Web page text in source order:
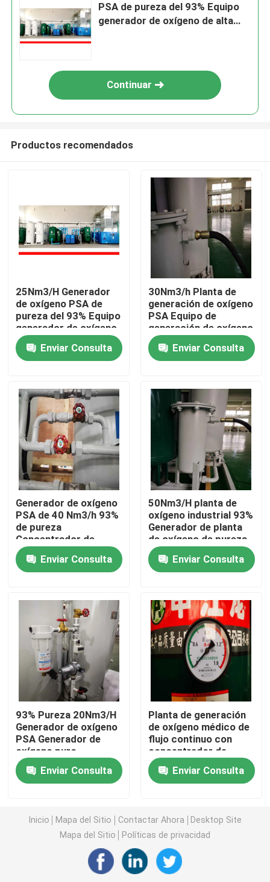
Productos
Videos
Visita a la fábrica
Control de Calidad
Contacto
Solicitar una cotización
Generador de gas PSA
Generador del oxígeno del PSA
Generador del nitrógeno del PSA
Refuerzo del compresor de aire
Medidor de flujo ABB
Transmisor de presión ABB
Sistema de calibración del medidor de caudal
Sistema de calibración del flujo de líquido
PSA de pureza del 93% Equipo
generador de oxígeno de alta
Continuar
Productos recomendados
25Nm3/H Generador
de oxígeno PSA de
pureza del 93% Equipo
generador de oxígeno
de alta pureza
Enviar Consulta
30Nm3/h Planta de
generación de oxígeno
PSA Equipo de
generación de oxígeno
de pureza del 93%
Enviar Consulta
Generador de oxígeno
PSA de 40 Nm3/h 93%
de pureza
Concentrador de
oxígeno portátil de
flujo continuo
Enviar Consulta
50Nm3/H planta de
oxígeno industrial 93%
Generador de planta
de oxígeno de pureza
Enviar Consulta
93% Pureza 20Nm3/H
Generador de oxígeno
PSA Generador de
oxígeno puro
Generador de oxígeno
de grado médico
Enviar Consulta
Planta de generación
de oxígeno médico de
flujo continuo con
concentrador de
oxígeno portátil de 65
Nm3/hEnviar Consulta
Inicio Mapa del Sitio Contactar Ahora
Desktop Site
Mapa del Sitio
Políticas de privacidad